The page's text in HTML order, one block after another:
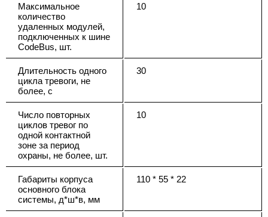
Максимальное
количество
удаленных модулей,
подключенных к шине
CodeBus, шт.
10
Длительность одного
цикла тревоги, не
более, с
30
Число повторных
циклов тревог по
одной контактной
зоне за период
охраны, не более, шт.
10
Габариты корпуса
основного блока
системы, д*ш*в, мм
110 * 55 * 22